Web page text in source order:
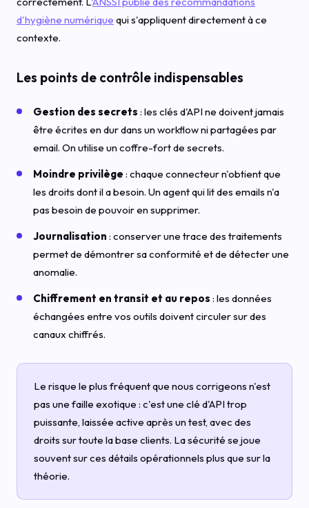
d'hygiène numérique qui s'appliquent directement à ce
contexte.
Les points de contrôle indispensables
Gestion des secrets : les clés d'API ne doivent jamais
être écrites en dur dans un workflow ni partagées par
email. On utilise un coffre-fort de secrets.
Moindre privilège : chaque connecteur n'obtient que
les droits dont il a besoin. Un agent qui lit des emails n'a
pas besoin de pouvoir en supprimer.
Journalisation : conserver une trace des traitements
permet de démontrer sa conformité et de détecter une
anomalie.
Chiffrement en transit et au repos : les données
échangées entre vos outils doivent circuler sur des
canaux chiffrés.
Le risque le plus fréquent que nous corrigeons n'est
pas une faille exotique : c'est une clé d'API trop
puissante, laissée active après un test, avec des
droits sur toute la base clients. La sécurité se joue
souvent sur ces détails opérationnels plus que sur la
théorie.